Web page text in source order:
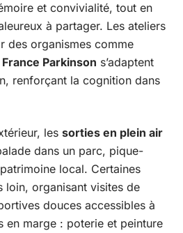
et convivialité, tout en
à partager. Les ateliers
des organismes comme
France Parkinson s’adaptent
renforçant la cognition dans
les sorties en plein air
dans un parc, pique-
local. Certaines
loin, organisant visites de
douces accessibles à
en marge : poterie et peinture